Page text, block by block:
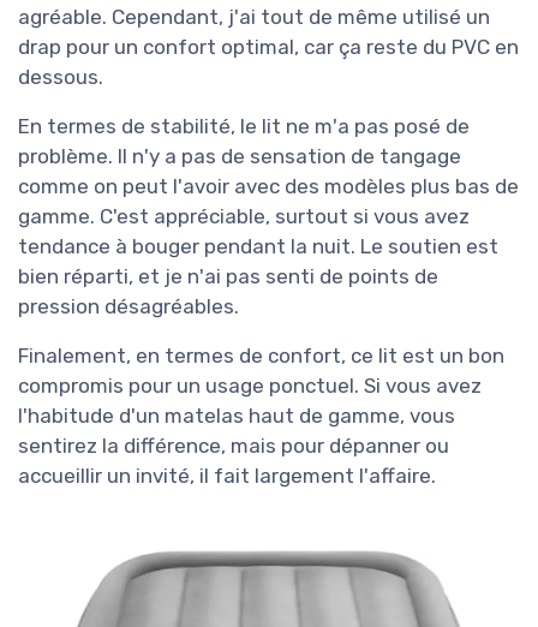
agréable. Cependant, j'ai tout de même utilisé un
drap pour un confort optimal, car ça reste du PVC en
dessous.
En termes de stabilité, le lit ne m'a pas posé de
problème. Il n'y a pas de sensation de tangage
comme on peut l'avoir avec des modèles plus bas de
gamme. C'est appréciable, surtout si vous avez
tendance à bouger pendant la nuit. Le soutien est
bien réparti, et je n'ai pas senti de points de
pression désagréables.
Finalement, en termes de confort, ce lit est un bon
compromis pour un usage ponctuel. Si vous avez
l'habitude d'un matelas haut de gamme, vous
sentirez la différence, mais pour dépanner ou
accueillir un invité, il fait largement l'affaire.